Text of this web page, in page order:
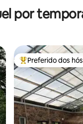
por
Entre os melhores
Preferido dos